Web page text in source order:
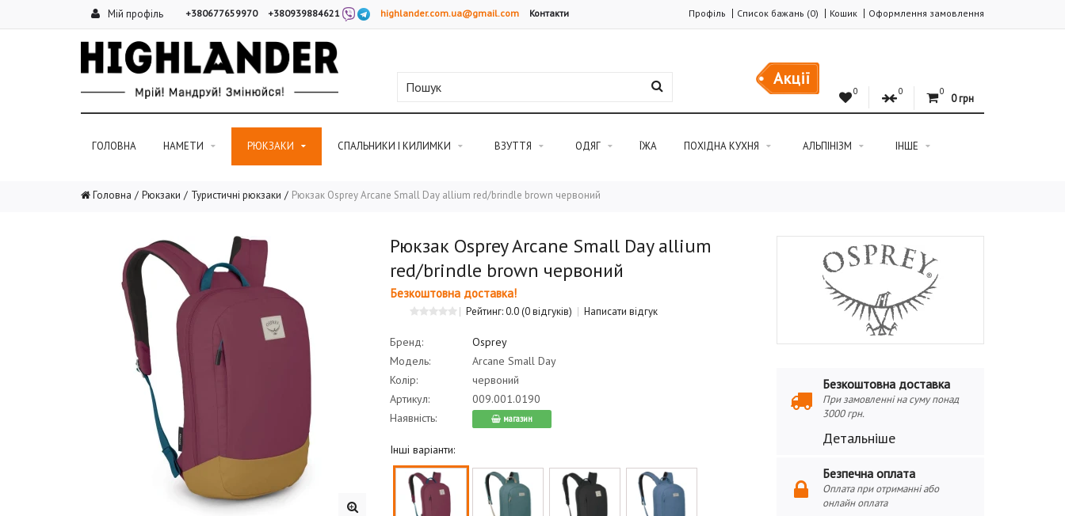
Мій профіль +380677659970 +380939884621 highlander.com.ua@gmail.com Контакти Профіль Список бажань (0) Кошик Оформлення замовлення
Акції
0 0 0
0 грн
ГОЛОВНА НАМЕТИ РЮКЗАКИ СПАЛЬНИКИ І КИЛИМКИ ВЗУТТЯ ОДЯГ ЇЖА ПОХІДНА КУХНЯ АЛЬПІНІЗМ ІНШЕ
Головна Рюкзаки Туристичні рюкзаки Рюкзак Osprey Arcane Small Day allium red/brindle brown червоний
Рюкзак Osprey Arcane Small Day allium
red/brindle brown червоний
Безкоштовна доставка!
Рейтинг: 0.0(0 відгуків) Написати відгук
Бренд:
Osprey
Модель:
Arcane Small Day
Колір:
червоний
Артикул:
009.001.0190
Наявність:
магазин
Інші варіанти:
Безкоштовна доставка
При замовленні на суму понад
3000 грн.
Детальніше
Безпечна оплата
Оплата при отриманні або
онлайн оплата